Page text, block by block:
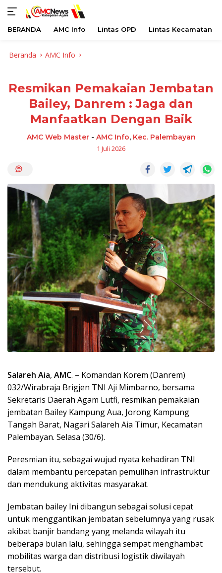
BERANDA AMC Info Lintas OPD Lintas Kecamatan
Beranda AMC Info
Resmikan Pemakaian Jembatan
Bailey, Danrem : Jaga dan
Manfaatkan Dengan Baik
AMC Web Master- AMC Info, Kec. Palembayan
1 Juli 2026
Salareh Aia, AMC. – Komandan Korem (Danrem)
032/Wirabraja Brigjen TNI Aji Mimbarno, bersama
Sekretaris Daerah Agam Lutfi, resmikan pemakaian
jembatan Bailey Kampung Aua, Jorong Kampung
Tangah Barat, Nagari Salareh Aia Timur, Kecamatan
Palembayan. Selasa (30/6).
Peresmian itu, sebagai wujud nyata kehadiran TNI
dalam membantu percepatan pemulihan infrastruktur
dan mendukung aktivitas masyarakat.
Jembatan bailey Ini dibangun sebagai solusi cepat
untuk menggantikan jembatan sebelumnya yang rusak
akibat banjir bandang yang melanda wilayah itu
beberapa bulan lalu, sehingga sempat menghambat
mobilitas warga dan distribusi logistik diwilayah
tersebut.